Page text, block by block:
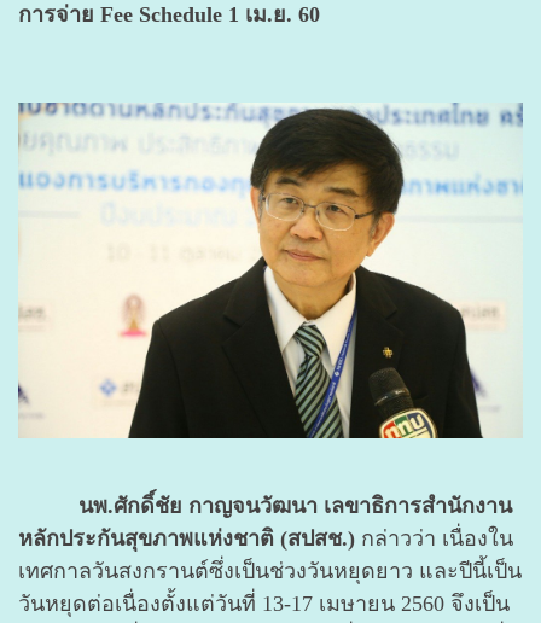
การจ่าย Fee Schedule 1 เม.ย. 60
นพ.ศักดิ์ชัย กาญจนวัฒนา เลขาธิการสำนักงาน
หลักประกันสุขภาพแห่งชาติ (สปสช.) กล่าวว่า เนื่องใน
เทศกาลวันสงกรานต์ซึ่งเป็นช่วงวันหยุดยาว และปีนี้เป็น
วันหยุดต่อเนื่องตั้งแต่วันที่ 13-17 เมษายน 2560 จึงเป็น